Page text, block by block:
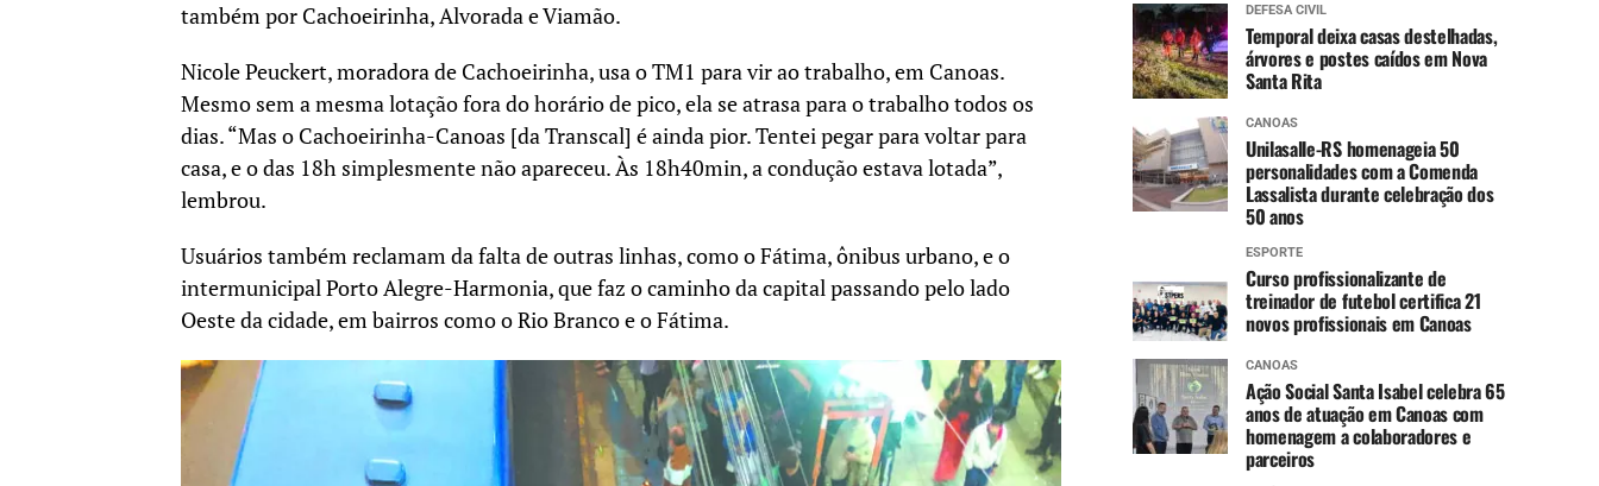
também por Cachoeirinha, Alvorada e Viamão.
Nicole Peuckert, moradora de Cachoeirinha, usa o TM1 para vir ao trabalho, em Canoas.
Mesmo sem a mesma lotação fora do horário de pico, ela se atrasa para o trabalho todos os
dias. “Mas o Cachoeirinha-Canoas [da Transcal] é ainda pior. Tentei pegar para voltar para
casa, e o das 18h simplesmente não apareceu. Às 18h40min, a condução estava lotada”,
lembrou.
Usuários também reclamam da falta de outras linhas, como o Fátima, ônibus urbano, e o
intermunicipal Porto Alegre-Harmonia, que faz o caminho da capital passando pelo lado
Oeste da cidade, em bairros como o Rio Branco e o Fátima.
DEFESA CIVIL
Temporal deixa casas destelhadas,
árvores e postes caídos em Nova
Santa Rita
CANOAS
Unilasalle-RS homenageia 50
personalidades com a Comenda
Lassalista durante celebração dos
50 anos
ESPORTE
Curso profissionalizante de
treinador de futebol certifica 21
novos profissionais em Canoas
CANOAS
Ação Social Santa Isabel celebra 65
anos de atuação em Canoas com
homenagem a colaboradores e
parceiros